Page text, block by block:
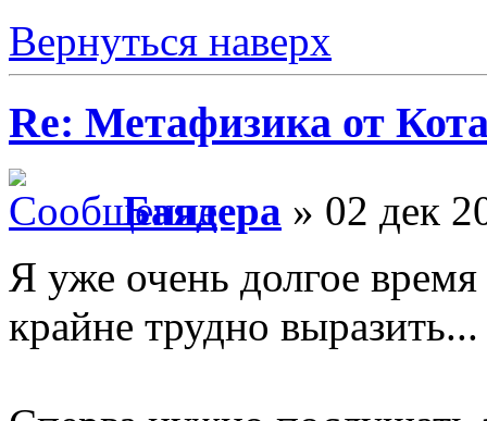
Вернуться наверх
Re: Метафизика от
Баядера » 02 дек
Я уже очень долгое
крайне трудно выразить...